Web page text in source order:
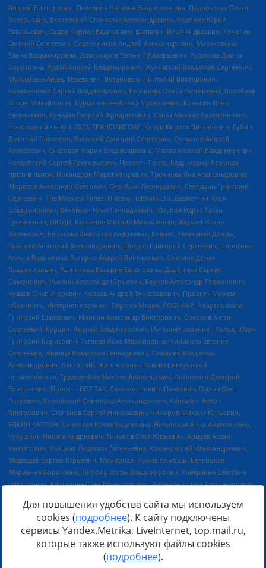
Источник:https://minjust.gov.ru/uploaded/files/reestr-
inostrannyih-agentov-22-03-2024.pdfданные на22.03.2024
Для повышения удобства сайта мы используем
cookies (подробнее). К сайту подключены
сервисы Yandex.Metrika, LiveInternet, top.mail.ru,
которые также используют файлы cookies
(подробнее).